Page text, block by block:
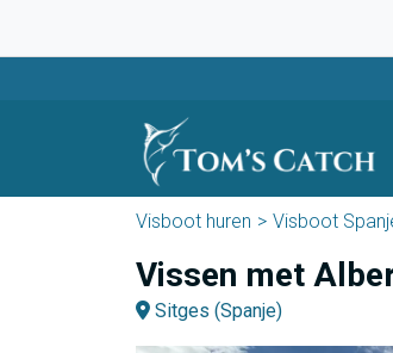
Visboot huren Visboot
Vissen met
Sitges (Spanje)